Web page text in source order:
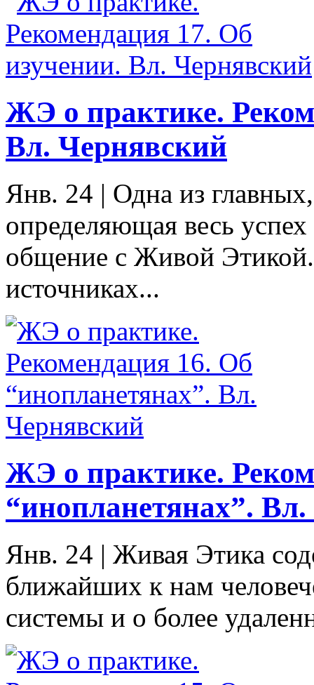
ЖЭ о практике.
Вл. Чернявский
Янв. 24 | Одна из
определяющая весь
общение с Живой
источниках...
ЖЭ о практике.
“инопланетянах”.
Янв. 24 | Живая Этика
ближайших к нам
системы и о более